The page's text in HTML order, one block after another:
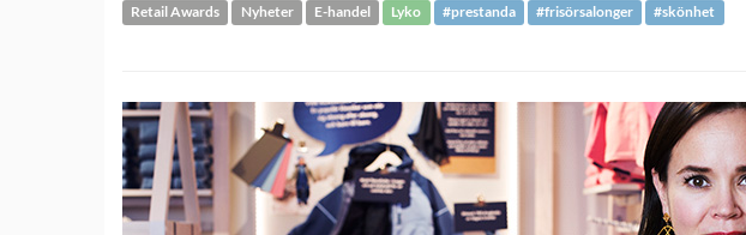
Retail Awards Nyheter E-handel Lyko #prestanda #frisörsalonger #skönhet